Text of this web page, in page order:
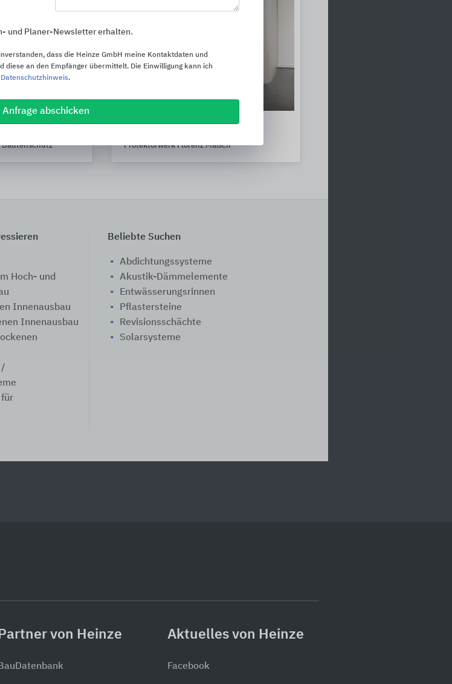
Bautenschutz Protektorwerk Florenz Maisch
Hoch- und
Innenausbau
Innenausbau
/
Beliebte Suchen
Abdichtungssysteme
Akustik-Dämmelemente
Entwässerungsrinnen
Pflastersteine
Revisionsschächte
Solarsysteme
und Planer-Newsletter erhalten.
dass die Heinze GmbH meine Kontaktdaten und
diese an den Empfänger übermittelt. Die Einwilligung kann ich
Datenschutzhinweis.
Anfrage abschicken
Partner von Heinze Aktuelles von Heinze
Facebook